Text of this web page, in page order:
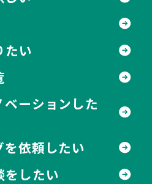
たい
ーションした
依頼したい
をしたい